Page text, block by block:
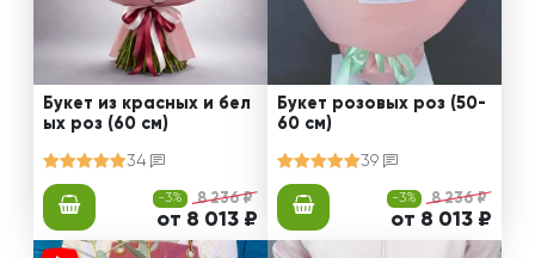
Букет из красных и бел
ых роз (60 см)
34
-3% 8 236 ₽
от 8 013 ₽
Букет розовых роз (50-
60 см)
39
-3% 8 236 ₽
от 8 013 ₽